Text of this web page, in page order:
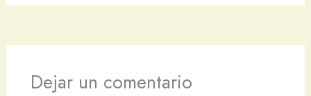
Dejar un comentario